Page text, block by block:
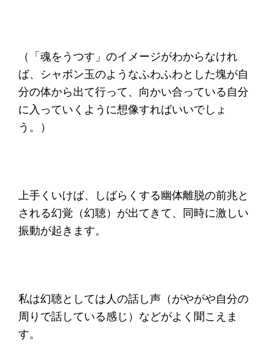
（「魂をうつす」のイメージがわからなけれ
ば、シャボン玉のようなふわふわとした塊が自
分の体から出て行って、向かい合っている自分
に入っていくように想像すればいいでしょ
う。）
上手くいけば、しばらくする幽体離脱の前兆と
される幻覚（幻聴）が出てきて、同時に激しい
振動が起きます。
私は幻聴としては人の話し声（がやがや自分の
周りで話している感じ）などがよく聞こえま
す。